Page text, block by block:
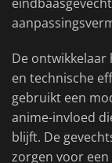
De ontwikkelaar
en technische
gebruikt een
anime-invloed
blijft. De
zorgen voor